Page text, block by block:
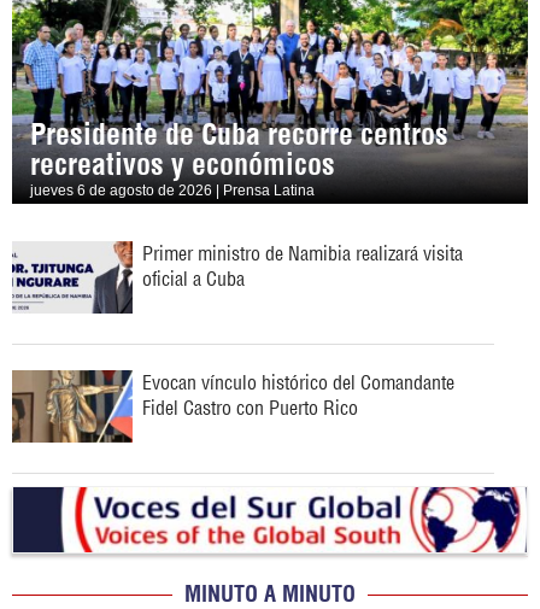
Presidente de Cuba recorre centros
recreativos y económicos
jueves 6 de agosto de 2026 | Prensa Latina
Primer ministro de Namibia realizará visita
oficial a Cuba
Evocan vínculo histórico del Comandante
Fidel Castro con Puerto Rico
MINUTO A MINUTO